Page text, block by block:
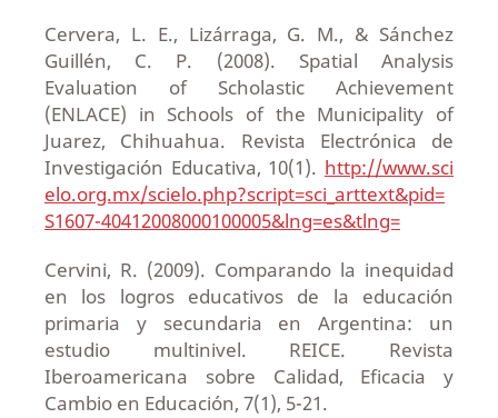
Cervera, L. E., Lizárraga, G. M., & Sánchez
Guillén, C. P. (2008). Spatial Analysis
Evaluation of Scholastic Achievement
(ENLACE) in Schools of the Municipality of
Juarez, Chihuahua. Revista Electrónica de
Investigación Educativa, 10(1). http://www.sci
elo.org.mx/scielo.php?script=sci_arttext&pid=
S1607-40412008000100005&lng=es&tlng=
Cervini, R. (2009). Comparando la inequidad
en los logros educativos de la educación
primaria y secundaria en Argentina: un
estudio multinivel. REICE. Revista
Iberoamericana sobre Calidad, Eficacia y
Cambio en Educación, 7(1), 5-21.